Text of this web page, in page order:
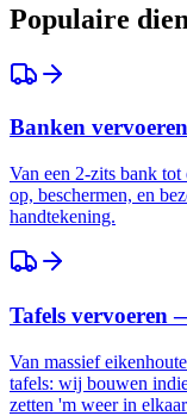
Populaire
Banken
Van een 2-zits bank
op, beschermen, en
handtekening.
Tafels vervoeren
Van massief
tafels: wij bouwen
zetten 'm weer in